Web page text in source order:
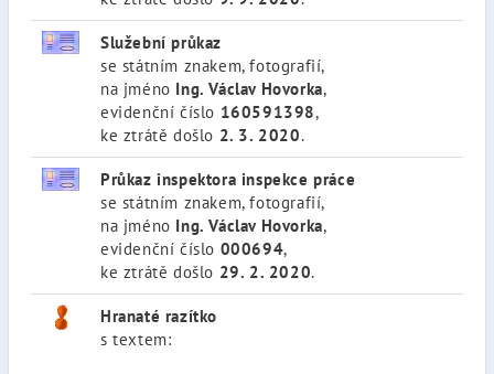
Služební průkaz
se státním znakem, fotografií,
na jméno Ing. Václav Hovorka,
evidenční číslo 160591398,
ke ztrátě došlo 2. 3. 2020.
Průkaz inspektora inspekce práce
se státním znakem, fotografií,
na jméno Ing. Václav Hovorka,
evidenční číslo 000694,
ke ztrátě došlo 29. 2. 2020.
Hranaté razítko
s textem: